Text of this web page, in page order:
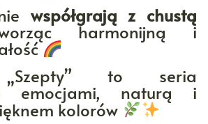
współgrają z chustą
harmonijną i
„Szepty” to seria
emocjami, naturą i
kolorów